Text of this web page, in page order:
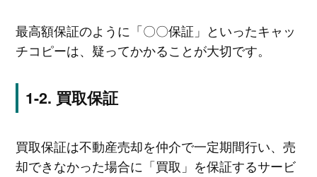
最高額保証のように「〇〇保証」といったキャッ
チコピーは、疑ってかかることが大切です。
買取保証
買取保証は不動産売却を仲介で一定期間行い、売
却できなかった場合に「買取」を保証するサービ